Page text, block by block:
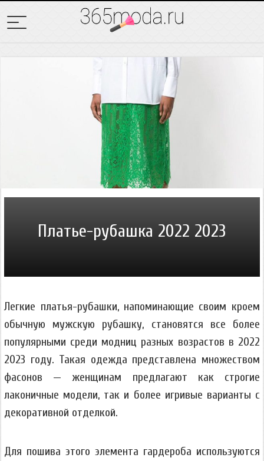
Платье-рубашка 2022 2023
Легкие платья-рубашки, напоминающие своим кроем
обычную мужскую рубашку, становятся все более
популярными среди модниц разных возрастов в 2022
2023 году. Такая одежда представлена множеством
фасонов — женщинам предлагают как строгие
лаконичные модели, так и более игривые варианты с
декоративной отделкой.
Для пошива этого элемента гардероба используются